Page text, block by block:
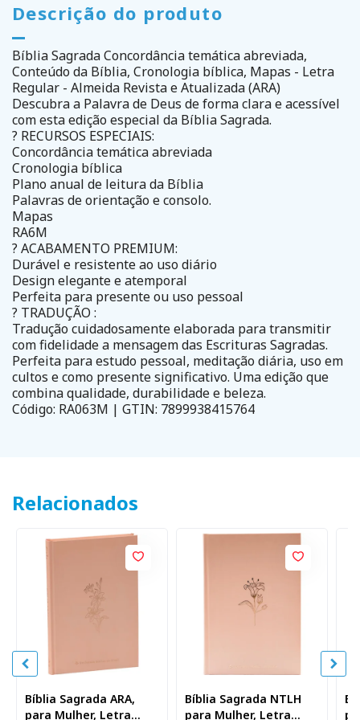
Descrição do produto
Bíblia Sagrada Concordância temática abreviada,
Conteúdo da Bíblia, Cronologia bíblica, Mapas - Letra
Regular - Almeida Revista e Atualizada (ARA)
Descubra a Palavra de Deus de forma clara e acessível
com esta edição especial da Bíblia Sagrada.
? RECURSOS ESPECIAIS:
Concordância temática abreviada
Cronologia bíblica
Plano anual de leitura da Bíblia
Palavras de orientação e consolo.
Mapas
RA6M
? ACABAMENTO PREMIUM:
Durável e resistente ao uso diário
Design elegante e atemporal
Perfeita para presente ou uso pessoal
? TRADUÇÃO :
Tradução cuidadosamente elaborada para transmitir
com fidelidade a mensagem das Escrituras Sagradas.
Perfeita para estudo pessoal, meditação diária, uso em
cultos e como presente significativo. Uma edição que
combina qualidade, durabilidade e beleza.
Código: RA063M | GTIN: 7899938415764
Relacionados
Bíblia Sagrada ARA,
para Mulher, Letra
Bíblia Sagrada NTLH
para Mulher, Letra